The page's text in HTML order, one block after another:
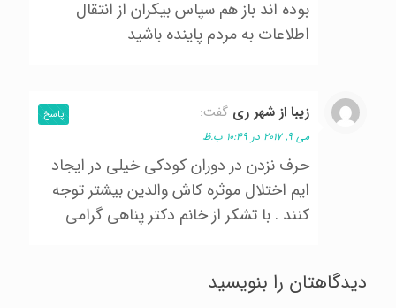
بوده اند باز هم سپاس بيكران از انتقال
اطلاعات به مردم پاينده باشيد
زيبا از شهر ري گفت:
می 9, 2017 در 10:49 ب.ظ
حرف نزدن در دوران كودكي خيلي در ايجاد
ايم اختلال موثره كاش والدين بيشتر توجه
كنند . با تشكر از خانم دكتر پناهي گرامي
پاسخ
دیدگاهتان را بنویسید